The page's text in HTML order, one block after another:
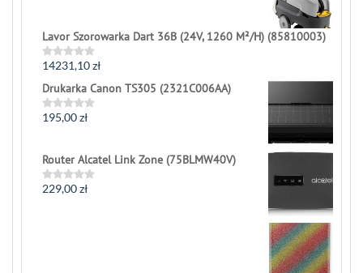
Lavor Szorowarka Dart 36B (24V, 1260 M²/H) (85810003)
Rated
out
of
5
14231,10zł
Drukarka Canon TS305 (2321C006AA)
Rated
of
5
195,00zł
Router Alcatel Link Zone (75BLMW40V)
Rated
229,00zł